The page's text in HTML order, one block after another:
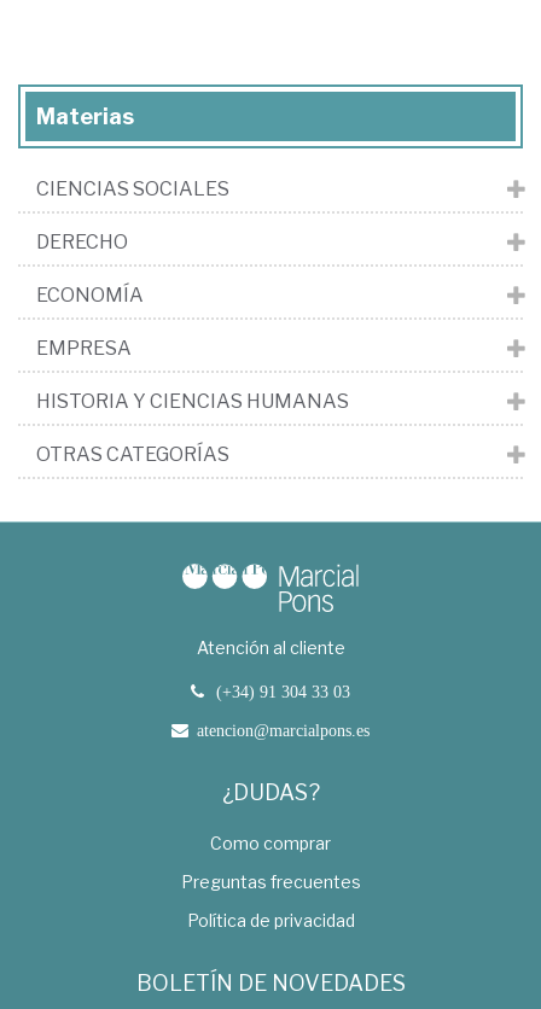
Materias
CIENCIAS SOCIALES
DERECHO
ECONOMÍA
EMPRESA
HISTORIA Y CIENCIAS HUMANAS
OTRAS CATEGORÍAS
Atención al cliente
(+34) 91 304 33 03
atencion@marcialpons.es
¿DUDAS?
Como comprar
Preguntas frecuentes
Política de privacidad
BOLETÍN DE NOVEDADES